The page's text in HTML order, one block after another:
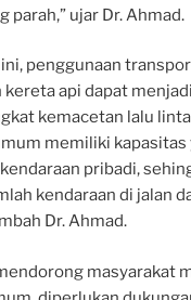
parah,” ujar Dr. Ahmad.
penggunaan
kereta api dapat
kemacetan lalu
memiliki kapasitas
pribadi,
kendaraan di jalan
Dr. Ahmad.
masyarakat